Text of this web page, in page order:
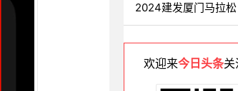
2024建发厦门马拉松
欢迎来今日头条关